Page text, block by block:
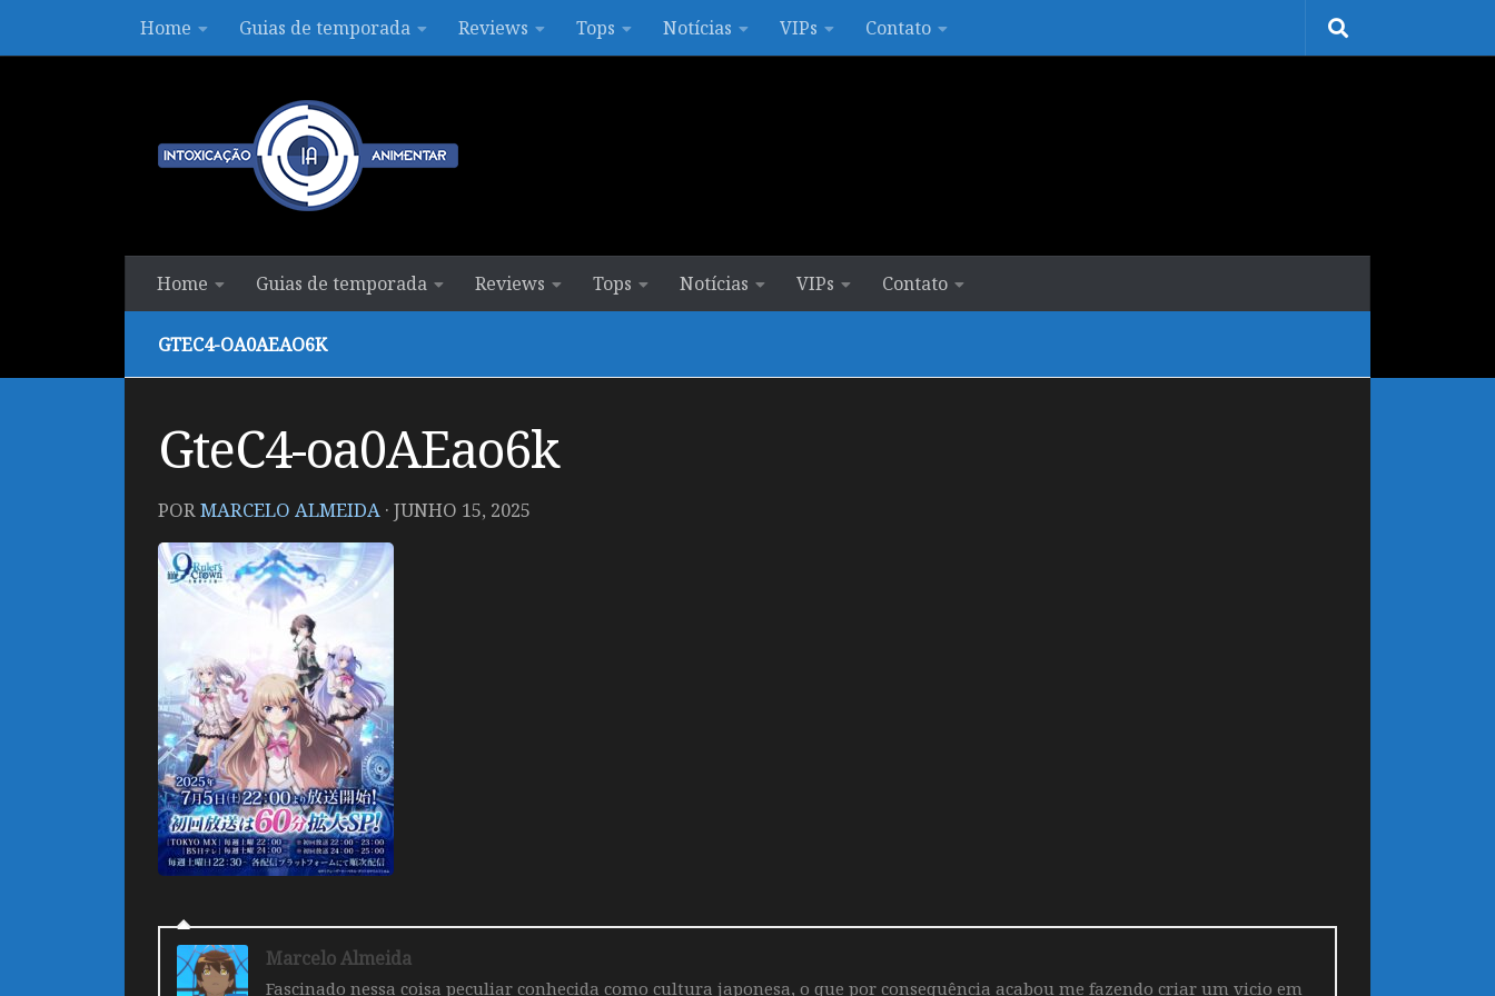
Skip to contentHome Guias de temporada Reviews Tops Notícias VIPs Contato
Home Guias de temporada Reviews Tops Notícias VIPs Contato
GTEC4-OA0AEAO6K
GteC4-oa0AEao6k
PORMARCELO ALMEIDA · JUNHO 15, 2025
Marcelo Almeida
Fascinado nessa coisa peculiar conhecida como cultura japonesa, o que por consequência acabou me fazendo criar um vicio em